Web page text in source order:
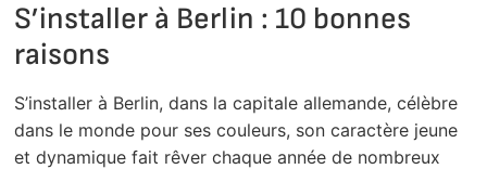
S’installer à Berlin : 10 bonnes
raisons
S’installer à Berlin, dans la capitale allemande, célèbre
dans le monde pour ses couleurs, son caractère jeune
et dynamique fait rêver chaque année de nombreux